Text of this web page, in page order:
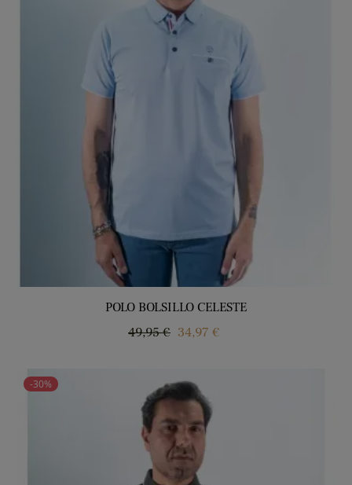
POLO BOLSILLO CELESTE
Precio
49,95 € Precio
34,97 €
-30%